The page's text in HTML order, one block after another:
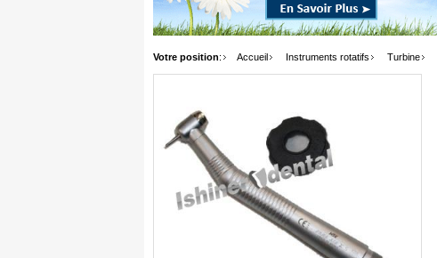
Votre position: Accueil Instruments rotatifs Turbine